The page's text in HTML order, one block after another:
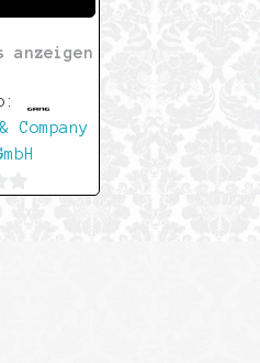
anzeigen
Company